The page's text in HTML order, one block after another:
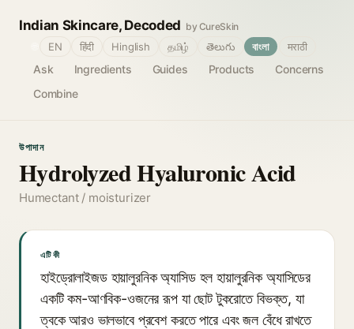
Indian Skincare, Decoded by CureSkin
Ask Ingredients Guides Products
Concerns
Combine
EN हिंदी Hinglish தமிழ் తెలుగు বাংলা मराठी
উপাদান
Hydrolyzed Hyaluronic Acid
Humectant / moisturizer
এটি কী
হাইড্রোলাইজড হায়ালুরনিক অ্যাসিড হল হায়ালুরনিক অ্যাসিডের
একটি কম-আণবিক-ওজনের রূপ যা ছোট টুকরোতে বিভক্ত, যা
ত্বকে আরও ভালভাবে প্রবেশ করতে পারে এবং জল বেঁধে রাখতে